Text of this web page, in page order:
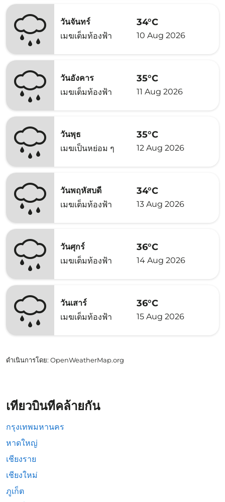
วันจันทร์
เมฆเต็มท้องฟ้า
34°C
10 Aug 2026
วันอังคาร
เมฆเต็มท้องฟ้า
35°C
11 Aug 2026
วันพุธ
เมฆเป็นหย่อม ๆ
35°C
12 Aug 2026
วันพฤหัสบดี
เมฆเต็มท้องฟ้า
34°C
13 Aug 2026
วันศุกร์
เมฆเต็มท้องฟ้า
36°C
14 Aug 2026
วันเสาร์
เมฆเต็มท้องฟ้า
36°C
15 Aug 2026
ดำเนินการโดย: OpenWeatherMap.org
เที่ยวบินที่คล้ายกัน
กรุงเทพมหานคร
หาดใหญ่
เชียงราย
เชียงใหม่
ภูเก็ต